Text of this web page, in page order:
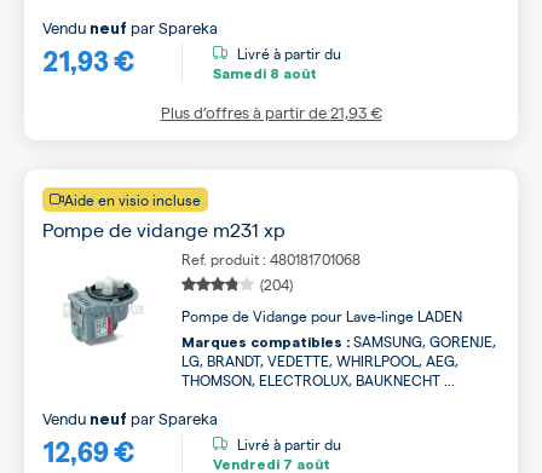
21,93 €
Vendu neuf parSpareka
Livré à partir du
Samedi 8 août
Plus d’offres à partir de21,93 €
Aide en visio incluse
Pompe de vidange m231 xp
Ref. produit : 480181701068
(204)
Pompe de Vidange pour Lave-linge LADEN
Marques compatibles : SAMSUNG, GORENJE,
LG, BRANDT, VEDETTE, WHIRLPOOL, AEG,
THOMSON, ELECTROLUX, BAUKNECHT ...
12,69 €
Vendu neuf parSpareka
Livré à partir du
Vendredi 7 août